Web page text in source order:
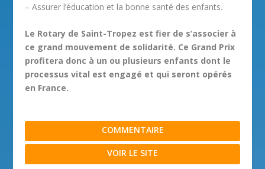
– Assurer l’éducation et la bonne santé des enfants.
Le Rotary de Saint-Tropez est fier de s’associer à
ce grand mouvement de solidarité. Ce Grand Prix
profitera donc à un ou plusieurs enfants dont le
processus vital est engagé et qui seront opérés
en France.
COMMENTAIRE
VOIR LE SITE